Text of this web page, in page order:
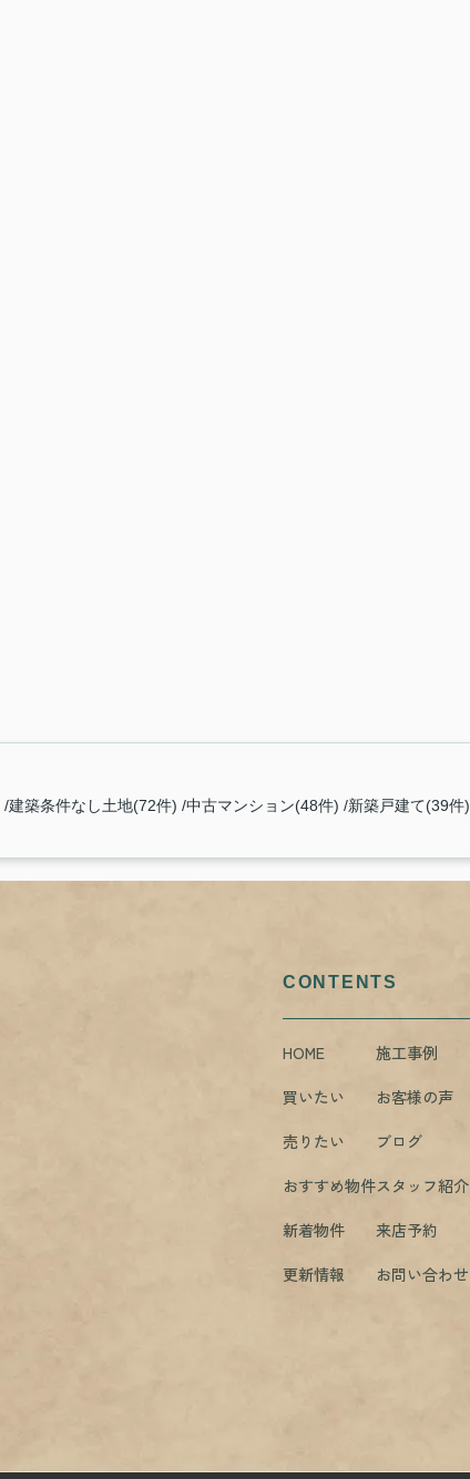
建築条件なし土地(72件) 中古マンション(48件) 新築戸建て(39件)
CONTENTS
HOME
施工事例
買いたい
お客様の声
売りたい
ブログ
おすすめ物件スタッフ紹介
新着物件
来店予約
更新情報
お問い合わせ